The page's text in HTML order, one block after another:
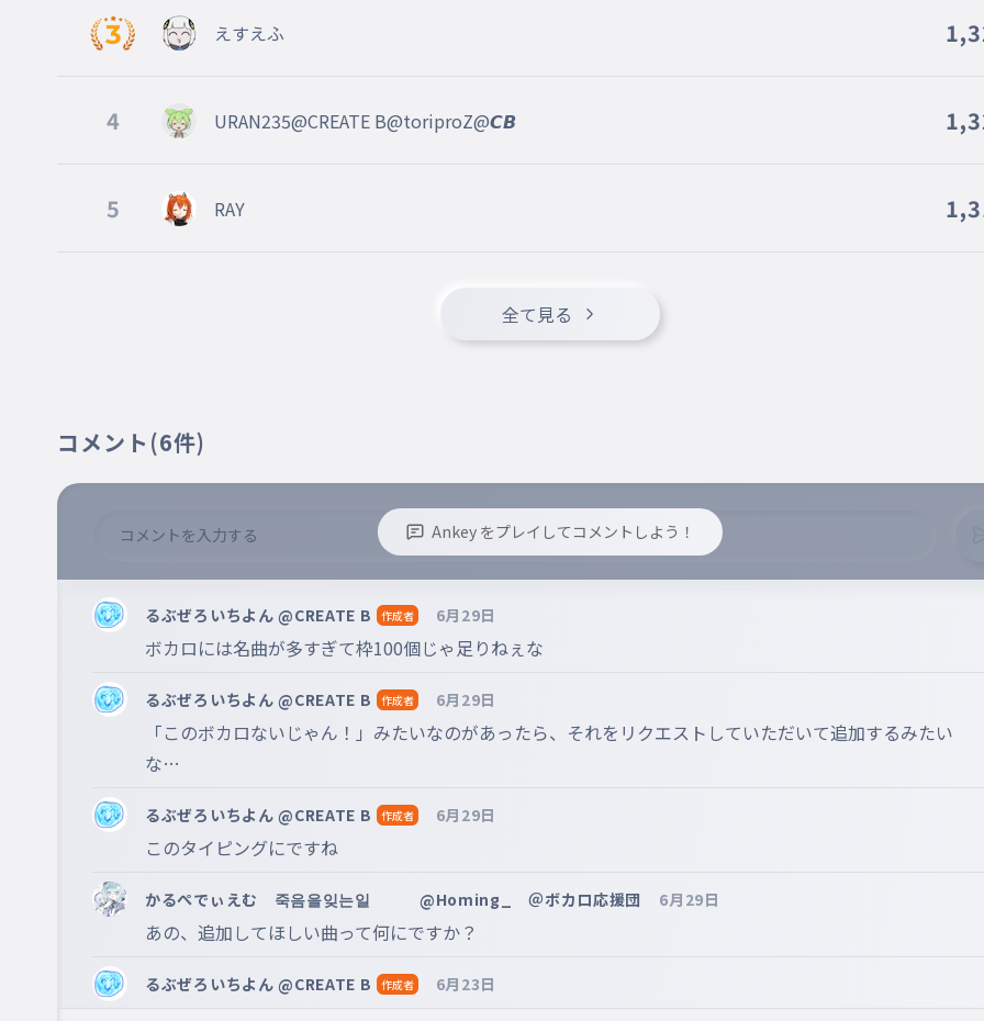
ゔぁんぱいあ
ろくちょうねんといちやものがたり
020
だれかのしんぞうになれたら
021 神っぽいなfeat.初音ミク/ピノキオピー
かみっぽいな
命に嫌われている。/カンザキイオリ
トンデモワンダーズ/sasakure.UK
魔法少女とチョコレゐトfeat.初音ミク/ピノキオピー
えすえふ
4 URAN235@CREATE B@toriproZ@𝘾𝘽
5 RAY
全て見る
コメント (6件)
Ankey をプレイしてコメントしよう！
※コメントするには、ログインが必要です。
るぶぜろいちよん @CREATE B 作成者 6月29日
ボカロには名曲が多すぎて枠100個じゃ足りねぇな
るぶぜろいちよん @CREATE B 作成者 6月29日
「このボカロないじゃん！」みたいなのがあったら、それをリクエストしていただいて追加するみたい
な…
るぶぜろいちよん @CREATE B 作成者 6月29日
このタイピングにですね
かるぺでぃえむ 죽음을잊는일 @Homing_ ＠ボカロ応援団 6月29日
あの、追加してほしい曲って何にですか？
るぶぜろいちよん @CREATE B 作成者 6月23日